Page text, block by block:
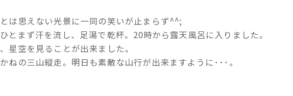
は思えない光景に一同の笑いが止まらず^^;
とまず汗を流し、足湯で乾杯。20時から露天風呂に入りました。
星空を見ることが出来ました。
ねの三山縦走。明日も素敵な山行が出来ますように･･･。